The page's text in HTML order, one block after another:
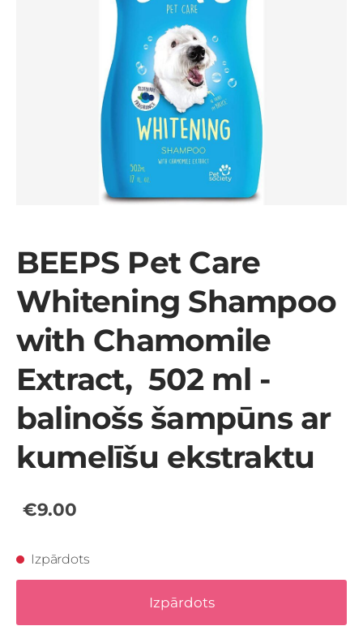
BEEPS Pet Care
Whitening Shampoo
with Chamomile
Extract, 502 ml -
balinošs šampūns ar
kumelīšu ekstraktu
€9.00
Izpārdots
Izpārdots